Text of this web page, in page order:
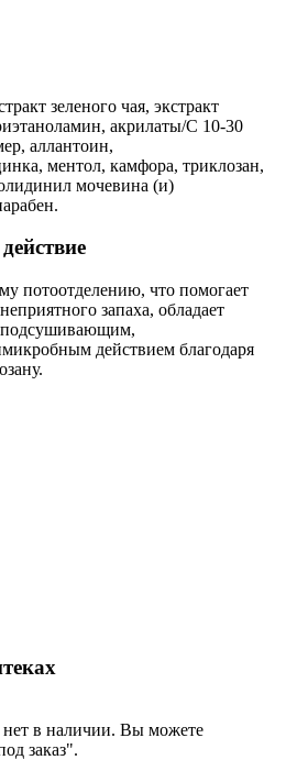
зеленого чая, экстракт
акрилаты/С 10-30
аллантоин,
ментол, камфора, триклозан,
мочевина (и)
потоотделению, что помогает
запаха, обладает
подсушивающим,
действием благодаря
нет в наличии. Вы можете
заказ".